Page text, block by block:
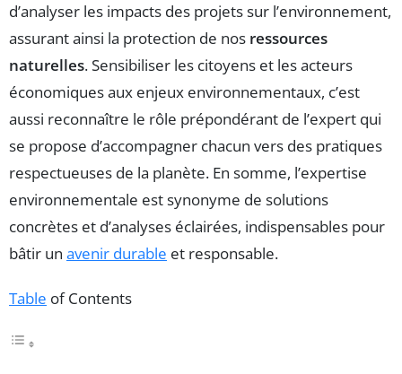
d’analyser les impacts des projets sur l’environnement,
assurant ainsi la protection de nos ressources
naturelles. Sensibiliser les citoyens et les acteurs
économiques aux enjeux environnementaux, c’est
aussi reconnaître le rôle prépondérant de l’expert qui
se propose d’accompagner chacun vers des pratiques
respectueuses de la planète. En somme, l’expertise
environnementale est synonyme de solutions
concrètes et d’analyses éclairées, indispensables pour
bâtir un avenir durable et responsable.
Table of Contents